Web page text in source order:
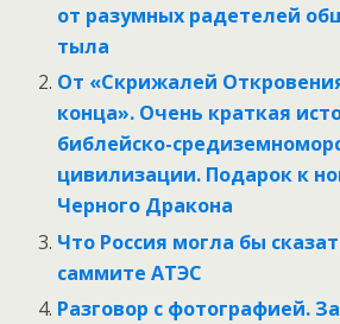
от разумных радетелей
тыла
От «Скрижалей
конца». Очень краткая
библейско-
цивилизации. Подарок к
Черного Дракона
Что Россия могла бы
саммите АТЭС
Разговор с фотографией.